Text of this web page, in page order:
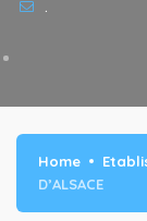
.
Home
D’ALSACE